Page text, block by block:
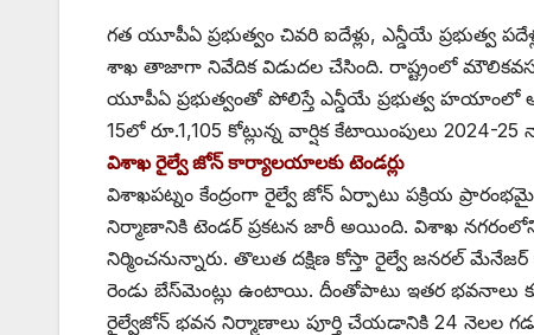
గత యూపీఏ ప్రభుత్వం చివరి ఐదేళ్లు, ఎన్డీయే ప్రభుత్వ
శాఖ తాజాగా నివేదిక విడుదల చేసింది. రాష్ట్రంలో
యూపీఏ ప్రభుత్వంతో పోలిస్తే ఎన్డీయే ప్రభుత్వ హయాంలో
15లో రూ.1,105 కోట్లున్న వార్షిక కేటాయింపులు 2024-25
విశాఖ రైల్వే జోన్‌ ‌కార్యాలయాలకు టెండర్లు
విశాఖపట్నం కేంద్రంగా రైల్వే జోన్‌ ఏర్పాటు పక్రియ
నిర్మాణానికి టెండర్‌ ‌ప్రకటన జారీ అయింది. విశాఖ
నిర్మించనున్నారు. తొలుత దక్షిణ కోస్తా రైల్వే జనరల్‌
రెండు బేస్‌మెంట్లు ఉంటాయి. దీంతోపాటు ఇతర భవనాలు
రైల్వేజోన్‌ ‌భవన నిర్మాణాలు పూర్తి చేయడానికి 24 నెలల